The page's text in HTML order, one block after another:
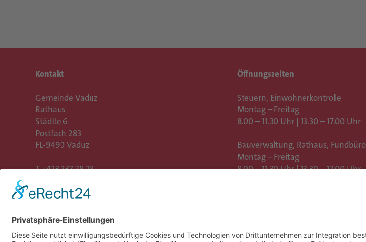
Kontakt
Gemeinde Vaduz
Rathaus
Städtle 6
Postfach 283
FL-9490 Vaduz
T+423 237 78 78
Öffnungszeiten
Steuern, Einwohnerkontrolle
Montag – Freitag
8.00 – 11.30 Uhr | 13.30 – 17.00 Uhr
Bauverwaltung, Rathaus, Fundbüro
Montag – Freitag
8.00 – 11.30 Uhr | 13.30 – 17.00 Uhr